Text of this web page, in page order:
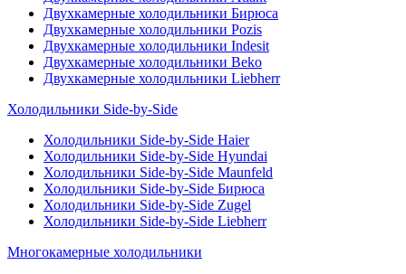
Двухкамерные холодильники Бирюса
Двухкамерные холодильники Pozis
Двухкамерные холодильники Indesit
Двухкамерные холодильники Beko
Двухкамерные холодильники Liebherr
Холодильники Side-by-Side
Холодильники Side-by-Side Haier
Холодильники Side-by-Side Hyundai
Холодильники Side-by-Side Maunfeld
Холодильники Side-by-Side Бирюса
Холодильники Side-by-Side Zugel
Холодильники Side-by-Side Liebherr
Многокамерные холодильники